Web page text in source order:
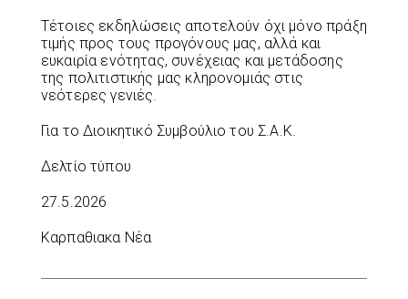
Τέτοιες εκδηλώσεις αποτελούν όχι μόνο πράξη
τιμής προς τους προγόνους μας, αλλά και
ευκαιρία ενότητας, συνέχειας και μετάδοσης
της πολιτιστικής μας κληρονομιάς στις
νεότερες γενιές.
Για το Διοικητικό Συμβούλιο του Σ.Α.Κ.
Δελτίο τύπου
27.5.2026
Καρπαθιακα Νέα